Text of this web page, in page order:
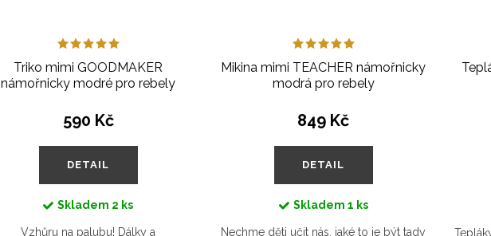
Triko mimi GOODMAKER
námořnicky modré pro rebely
590 Kč
DETAIL
Skladem 2 ks
Vzhůru na palubu! Dálky a
Mikina mimi TEACHER námořnicky
modrá pro rebely
849 Kč
DETAIL
Skladem 1 ks
Nechme děti učit nás, jaké to je být tady